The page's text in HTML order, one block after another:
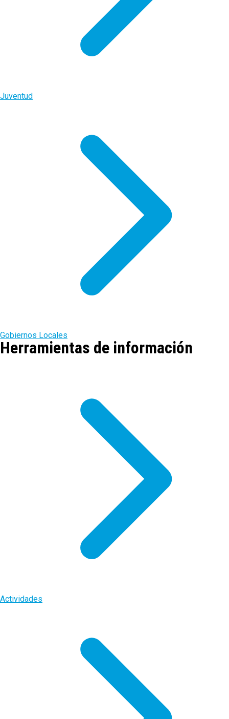
Juventud
Gobiernos Locales
Herramientas de información
Actividades